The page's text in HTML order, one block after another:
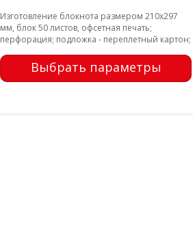
Изготовление блокнота размером 210х297
мм, блок 50 листов, офсетная печать;
перфорация; подложка - переплетный картон;
Выбрать параметры